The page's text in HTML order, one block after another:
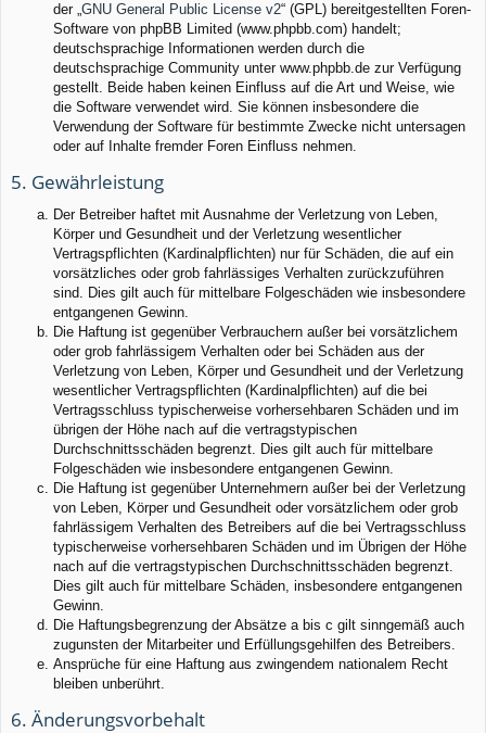
der „GNU General Public License v2“ (GPL) bereitgestellten Foren-
Software von phpBB Limited (www.phpbb.com) handelt;
deutschsprachige Informationen werden durch die
deutschsprachige Community unter www.phpbb.de zur Verfügung
gestellt. Beide haben keinen Einfluss auf die Art und Weise, wie
die Software verwendet wird. Sie können insbesondere die
Verwendung der Software für bestimmte Zwecke nicht untersagen
oder auf Inhalte fremder Foren Einfluss nehmen.
5. Gewährleistung
Der Betreiber haftet mit Ausnahme der Verletzung von Leben,
Körper und Gesundheit und der Verletzung wesentlicher
Vertragspflichten (Kardinalpflichten) nur für Schäden, die auf ein
vorsätzliches oder grob fahrlässiges Verhalten zurückzuführen
sind. Dies gilt auch für mittelbare Folgeschäden wie insbesondere
entgangenen Gewinn.
Die Haftung ist gegenüber Verbrauchern außer bei vorsätzlichem
oder grob fahrlässigem Verhalten oder bei Schäden aus der
Verletzung von Leben, Körper und Gesundheit und der Verletzung
wesentlicher Vertragspflichten (Kardinalpflichten) auf die bei
Vertragsschluss typischerweise vorhersehbaren Schäden und im
übrigen der Höhe nach auf die vertragstypischen
Durchschnittsschäden begrenzt. Dies gilt auch für mittelbare
Folgeschäden wie insbesondere entgangenen Gewinn.
Die Haftung ist gegenüber Unternehmern außer bei der Verletzung
von Leben, Körper und Gesundheit oder vorsätzlichem oder grob
fahrlässigem Verhalten des Betreibers auf die bei Vertragsschluss
typischerweise vorhersehbaren Schäden und im Übrigen der Höhe
nach auf die vertragstypischen Durchschnittsschäden begrenzt.
Dies gilt auch für mittelbare Schäden, insbesondere entgangenen
Gewinn.
Die Haftungsbegrenzung der Absätze a bis c gilt sinngemäß auch
zugunsten der Mitarbeiter und Erfüllungsgehilfen des Betreibers.
Ansprüche für eine Haftung aus zwingendem nationalem Recht
bleiben unberührt.
6. Änderungsvorbehalt